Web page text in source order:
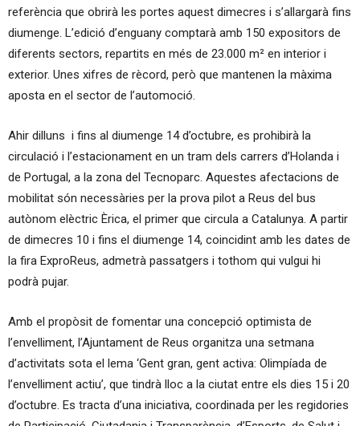
referència que obrirà les portes aquest dimecres i s’allargarà fins
diumenge. L’edició d’enguany comptarà amb 150 expositors de
diferents sectors, repartits en més de 23.000 m² en interior i
exterior. Unes xifres de rècord, però que mantenen la màxima
aposta en el sector de l’automoció.
Ahir dilluns i fins al diumenge 14 d’octubre, es prohibirà la
circulació i l’estacionament en un tram dels carrers d’Holanda i
de Portugal, a la zona del Tecnoparc. Aquestes afectacions de
mobilitat són necessàries per la prova pilot a Reus del bus
autònom elèctric Èrica, el primer que circula a Catalunya. A partir
de dimecres 10 i fins el diumenge 14, coincidint amb les dates de
la fira ExproReus, admetrà passatgers i tothom qui vulgui hi
podrà pujar.
Amb el propòsit de fomentar una concepció optimista de
l’envelliment, l’Ajuntament de Reus organitza una setmana
d’activitats sota el lema ‘Gent gran, gent activa: Olimpíada de
l’envelliment actiu’, que tindrà lloc a la ciutat entre els dies 15 i 20
d’octubre. Es tracta d’una iniciativa, coordinada per les regidories